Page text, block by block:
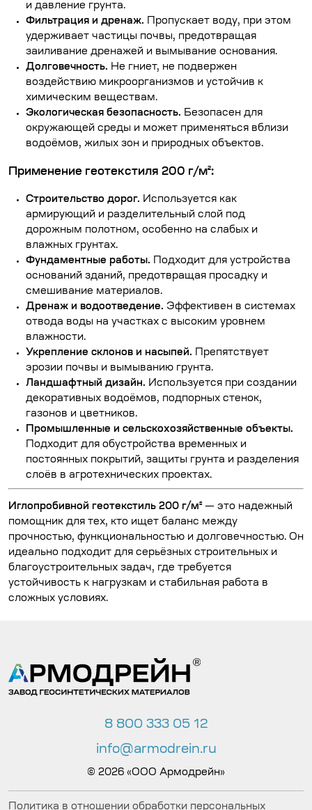
и давление грунта.
Фильтрация и дренаж. Пропускает воду, при этом
удерживает частицы почвы, предотвращая
заиливание дренажей и вымывание основания.
Долговечность. Не гниет, не подвержен
воздействию микроорганизмов и устойчив к
химическим веществам.
Экологическая безопасность. Безопасен для
окружающей среды и может применяться вблизи
водоёмов, жилых зон и природных объектов.
Применение геотекстиля 200 г/м²:
Строительство дорог. Используется как
армирующий и разделительный слой под
дорожным полотном, особенно на слабых и
влажных грунтах.
Фундаментные работы. Подходит для устройства
оснований зданий, предотвращая просадку и
смешивание материалов.
Дренаж и водоотведение. Эффективен в системах
отвода воды на участках с высоким уровнем
влажности.
Укрепление склонов и насыпей. Препятствует
эрозии почвы и вымыванию грунта.
Ландшафтный дизайн. Используется при создании
декоративных водоёмов, подпорных стенок,
газонов и цветников.
Промышленные и сельскохозяйственные объекты.
Подходит для обустройства временных и
постоянных покрытий, защиты грунта и разделения
слоёв в агротехнических проектах.
Иглопробивной геотекстиль 200 г/м²— это надежный
помощник для тех, кто ищет баланс между
прочностью, функциональностью и долговечностью. Он
идеально подходит для серьёзных строительных и
благоустроительных задач, где требуется
устойчивость к нагрузкам и стабильная работа в
сложных условиях.
8 800 333 05 12
info@armodrein.ru
© 2026 «ООО Армодрейн»
Политика в отношении обработки персональных